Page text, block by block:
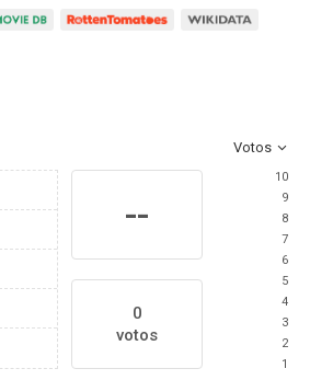
Votos
--
0
votos
10
9
8
7
6
5
4
3
2
1